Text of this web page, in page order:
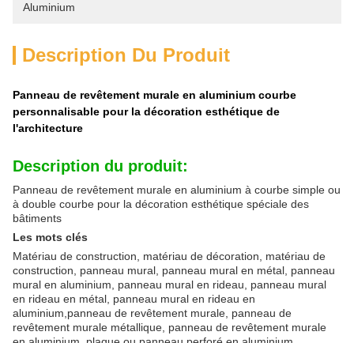
Aluminium
Description Du Produit
Panneau de revêtement murale en aluminium courbe
personnalisable pour la décoration esthétique de
l'architecture
Description du produit:
Panneau de revêtement murale en aluminium à courbe simple ou
à double courbe pour la décoration esthétique spéciale des
bâtiments
Les mots clés
Matériau de construction, matériau de décoration, matériau de
construction, panneau mural, panneau mural en métal, panneau
mural en aluminium, panneau mural en rideau, panneau mural
en rideau en métal, panneau mural en rideau en
aluminium,panneau de revêtement murale, panneau de
revêtement murale métallique, panneau de revêtement murale